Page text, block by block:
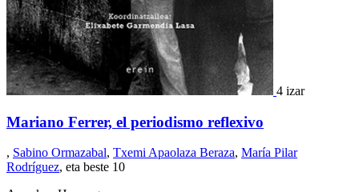
4 izar
Mariano Ferrer, el periodismo reflexivo
, Sabino Ormazabal, Txemi Apaolaza Beraza, María Pilar
Rodríguez, eta beste 10